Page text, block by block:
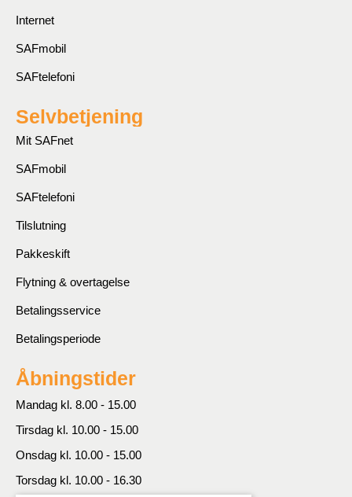
Internet
SAFmobil
SAFtelefoni
Selvbetjening
Mit SAFnet
SAFmobil
SAFtelefoni
Tilslutning
Pakkeskift
Flytning & overtagelse
Betalingsservice
Betalingsperiode
Åbningstider
Mandag kl. 8.00 - 15.00
Tirsdag kl. 10.00 - 15.00
Onsdag kl. 10.00 - 15.00
Torsdag kl. 10.00 - 16.30